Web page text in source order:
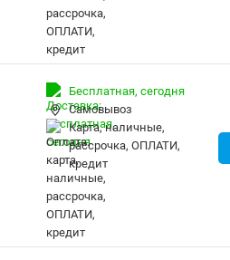
Бесплатная, сегодня
Самовывоз
карта, наличные,
рассрочка, ОПЛАТИ,
кредит